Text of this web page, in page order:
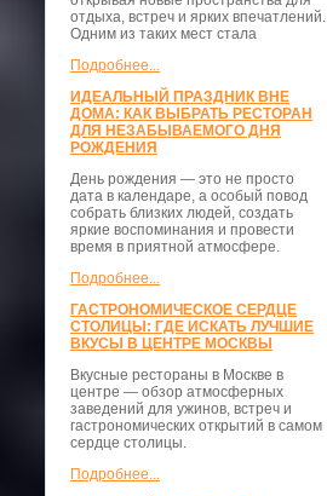
отдыха, встреч и ярких впечатлений.
Одним из таких мест стала
Подробнее...
ИДЕАЛЬНЫЙ ПРАЗДНИК ВНЕ
ДОМА: КАК ВЫБРАТЬ РЕСТОРАН
ДЛЯ НЕЗАБЫВАЕМОГО ДНЯ
РОЖДЕНИЯ
День рождения — это не просто
дата в календаре, а особый повод
собрать близких людей, создать
яркие воспоминания и провести
время в приятной атмосфере.
Подробнее...
ГАСТРОНОМИЧЕСКОЕ СЕРДЦЕ
СТОЛИЦЫ: ГДЕ ИСКАТЬ ЛУЧШИЕ
ВКУСЫ В ЦЕНТРЕ МОСКВЫ
Вкусные рестораны в Москве в
центре — обзор атмосферных
заведений для ужинов, встреч и
гастрономических открытий в самом
сердце столицы.
Подробнее...